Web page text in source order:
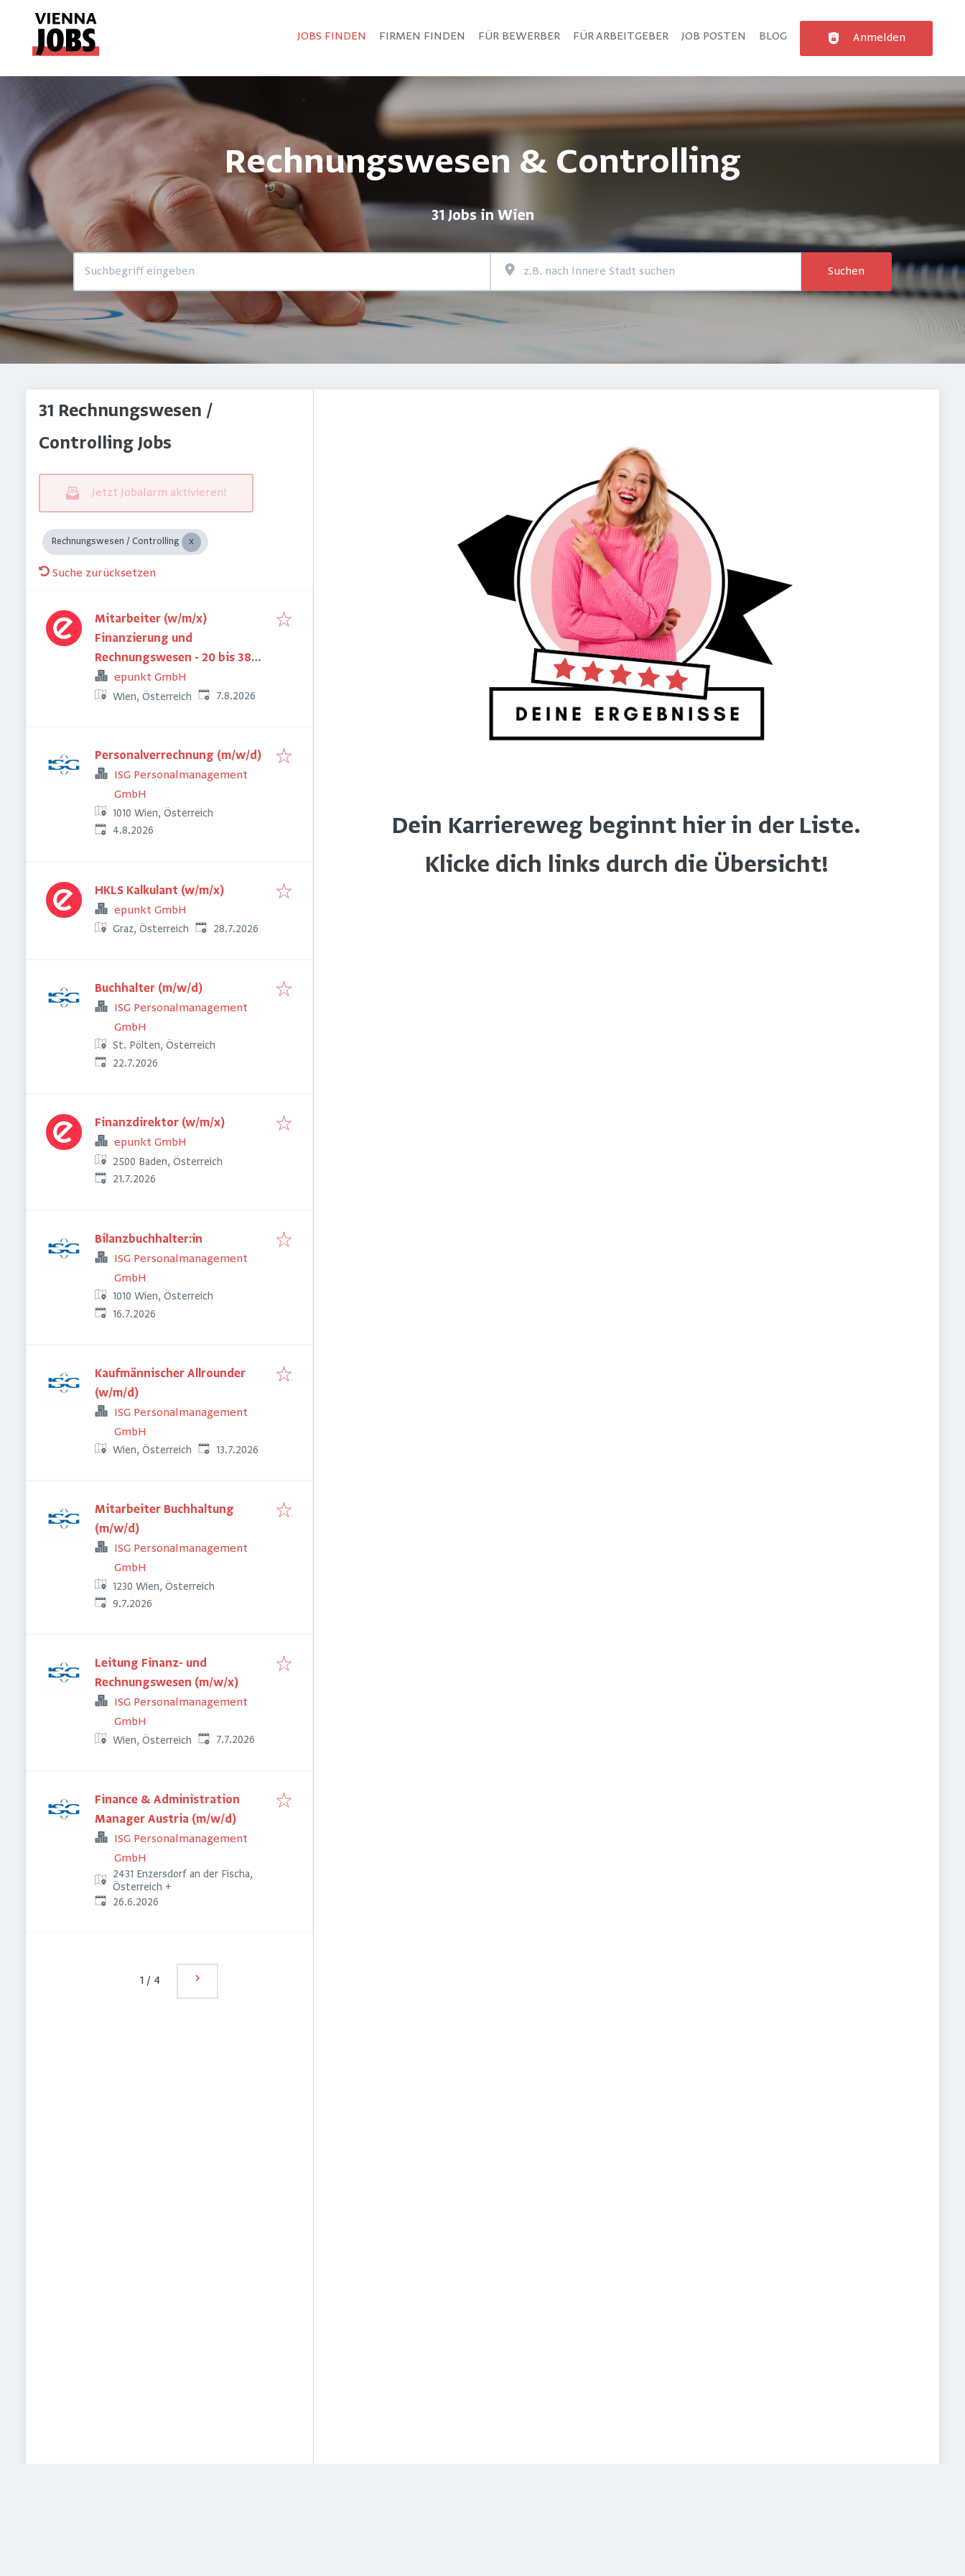
JOBS FINDEN FIRMEN FINDEN FÜR BEWERBER FÜR ARBEITGEBER JOB POSTEN BLOG Anmelden
Rechnungswesen & Controlling
31 Jobs in Wien
Suchen
31 Rechnungswesen /
Controlling Jobs
Jetzt Jobalarm aktivieren!
Rechnungswesen / Controlling
Suche zurücksetzen
Mitarbeiter (w/m/x)
Finanzierung und
Rechnungswesen - 20 bis 38
h/Woche
epunkt GmbH
Wien, Österreich Veröffentlicht
7.8.2026
Personalverrechnung (m/w/d)
ISG Personalmanagement
GmbH
1010 Wien, Österreich
Veröffentlicht
4.8.2026
HKLS Kalkulant (w/m/x)
epunkt GmbH
Graz, Österreich Veröffentlicht
28.7.2026
Buchhalter (m/w/d)
ISG Personalmanagement
GmbH
St. Pölten, Österreich
Veröffentlicht
22.7.2026
Finanzdirektor (w/m/x)
epunkt GmbH
2500 Baden, Österreich
Veröffentlicht
21.7.2026
Bilanzbuchhalter:in
ISG Personalmanagement
GmbH
1010 Wien, Österreich
Veröffentlicht
16.7.2026
Kaufmännischer Allrounder
(w/m/d)
ISG Personalmanagement
GmbH
Wien, Österreich Veröffentlicht
13.7.2026
Mitarbeiter Buchhaltung
(m/w/d)
ISG Personalmanagement
GmbH
1230 Wien, Österreich
Veröffentlicht
9.7.2026
Leitung Finanz- und
Rechnungswesen (m/w/x)
ISG Personalmanagement
GmbH
Wien, Österreich Veröffentlicht
7.7.2026
Finance & Administration
Manager Austria (m/w/d)
ISG Personalmanagement
GmbH
2431 Enzersdorf an der Fischa,
Österreich +
Veröffentlicht
26.6.2026
1 / 4
Dein Karriereweg beginnt hier in der Liste.
Klicke dich links durch die Übersicht!